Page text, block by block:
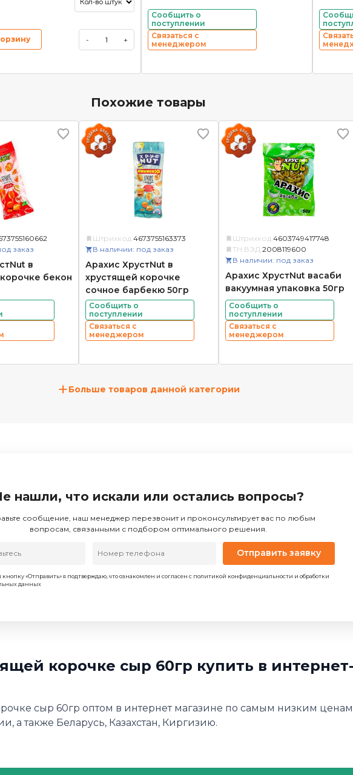
- +
Сообщить о
поступлении
Связаться с
менеджером
Похожие товары
заказ
в
бекон
Штрихкод: 4673755163373
В наличии: под заказ
Арахис ХрустNut в
хрустящей корочке
сочное барбекю 50гр
Сообщить о
поступлении
Связаться с
менеджером
Штрихкод: 4603749417748
ТН ВЭД: 2008119600
В наличии: под заказ
Арахис ХрустNut васаби
вакуумная упаковка 50гр
Сообщить о
поступлении
Связаться с
менеджером
+Больше товаров данной категории
нашли, что искали или остались вопросы?
сообщение, наш менеджер перезвонит и проконсультирует вас по любым
вопросам, связанными с подбором оптимального решения.
Отправить заявку
«Отправить» я подтверждаю, что ознакомлен и согласен с политикой конфиденциальности и обработки
данных
корочке сыр 60гр купить в
сыр 60гр оптом в интернет магазине по самым низким
а также Беларусь, Казахстан, Киргизию.